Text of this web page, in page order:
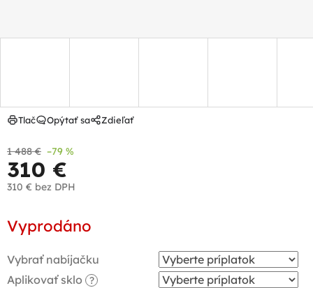
1 488 € –79 %
310 €
310 € bez DPH
cena:
Vyprodáno
Vybrať nabíjačku
Aplikovať sklo
?
Tlač Opýtať sa Zdieľať